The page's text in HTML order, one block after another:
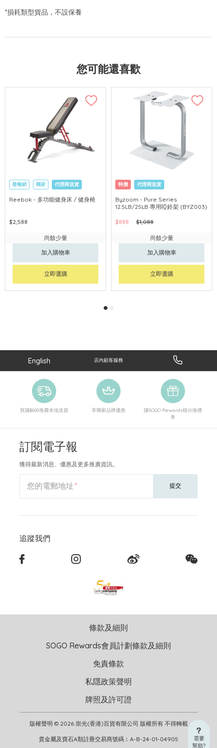
*損耗類型貨品，不設保養
您可能還喜歡
最暢銷 獨家 代理商送貨
Reebok - 多功能健身床 / 健身椅
$2,588
尚餘少量
加入購物車
立即選購
特價 代理商送貨
Byzoom - Pure Series
12.5LB/25LB 專用啞鈴架 (BYZ003)
$888 $1,088
尚餘少量
加入購物車
立即選購
需要
幫助?
English 店內顧客服務
買滿$600免費本地送貨 享獨家品牌優惠
賺SOGO Rewards積分換禮
券
訂閱電子報
獲得最新消息、優惠及更多推廣資訊。
您的電郵地址 提交
追蹤我們
版權聲明 © 2026 崇光(香港)百貨有限公司 版權所有 不得轉載
貴金屬及寶石A類註冊交易商號碼︰A-B-24-01-04905
條款及細則
SOGO Rewards會員計劃條款及細則
免責條款
私隱政策聲明
牌照及許可證